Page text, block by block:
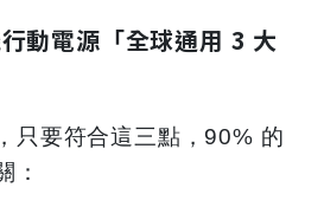
動電源「全球通用 3 大
只要符合這三點，90% 的
：